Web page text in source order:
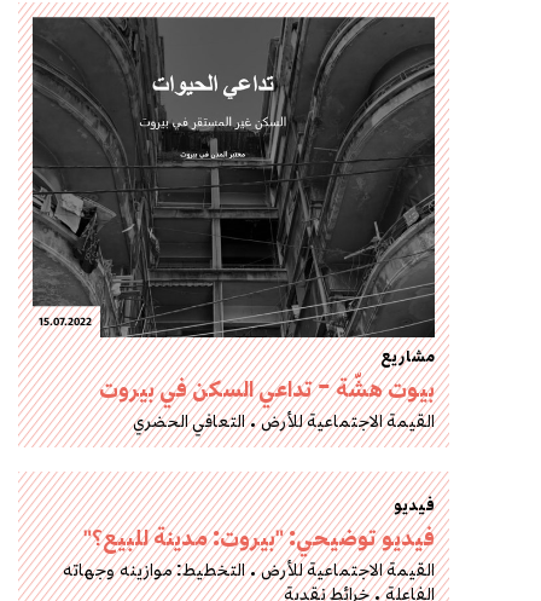
15.07.2022
مشاريع
بيوت هشّة – تداعي السكن في بيروت
القيمة الاجتماعية للأرض التعافي الحضري
فيديو
فيديو توضيحي: "بيروت: مدينة للبيع؟"
القيمة الاجتماعية للأرض التخطيط: موازينه وجهاته
الفاعلة خرائط نقدية